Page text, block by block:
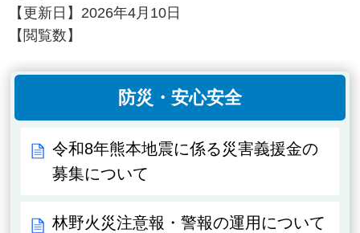
【更新日】 2026年4月10日
【閲覧数】
防災・安心安全
令和8年熊本地震に係る災害義援金の
募集について
林野火災注意報・警報の運用について